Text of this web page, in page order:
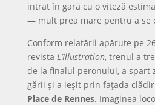
intrat în gară cu o viteză
— mult prea mare pentru a se
Conform relatării apărute pe
revista L’Illustration, trenul a
de la finalul peronului, a spart
gării și a ieșit prin fațada
Place de Rennes. Imaginea